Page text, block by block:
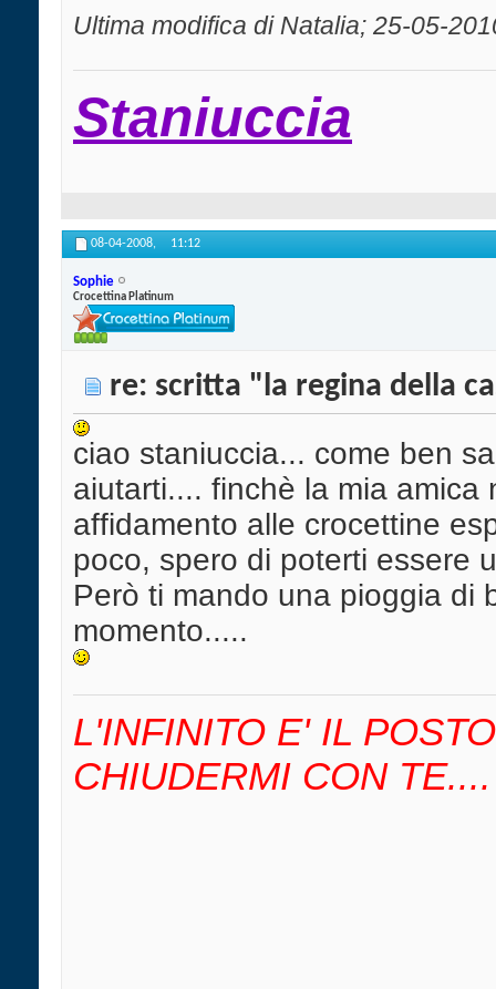
Ultima modifica di Natalia; 25-05-
Staniuccia
08-04-2008, 11:12
Sophie
Crocettina Platinum
re: scritta "la regina della
ciao staniuccia... come ben
aiutarti.... finchè la mia
affidamento alle crocettine
poco, spero di poterti essere
Però ti mando una pioggia di
momento.....
L'INFINITO E' IL
CHIUDERMI CON TE....